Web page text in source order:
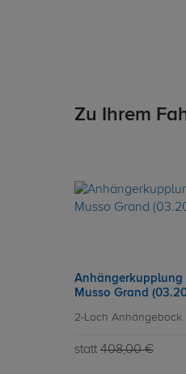
Zu Ihrem
Anhängerkupplung
Musso Grand
2-Loch Anhängebock
statt 408,00 €